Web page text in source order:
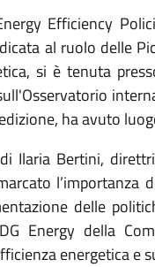
Efficiency
al ruolo delle
si è tenuta
ha avuto
Ilaria Bertini,
delle
Energy della
energetica e